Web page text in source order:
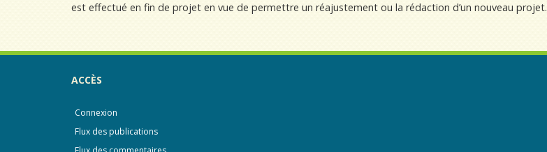
est effectué en fin de projet en vue de permettre un réajustement ou la rédaction d’un nouveau projet.
ACCÈS
Connexion
Flux des publications